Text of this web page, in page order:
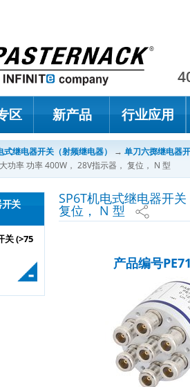
区 新产品 行业应用
式继电器开关（射频继电器） → 单刀六掷继电器
功率 功率 400W， 28V指示器， 复位， N 型
关
关 (>75
SP6T机电式继电器开
复位， N 型
产品编号